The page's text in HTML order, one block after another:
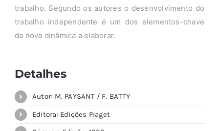
trabalho. Segundo os autores o desenvolvimento do
trabalho independente é um dos elementos-chave
da nova dinâmica a elaborar.
Detalhes
Autor: M. PAYSANT / F. BATTY
Editora: Edições Piaget